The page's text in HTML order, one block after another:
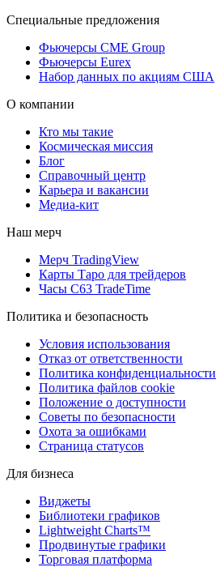
Специальные предложения
Фьючерсы CME Group
Фьючерсы Eurex
Набор данных по акциям США
О компании
Кто мы такие
Космическая миссия
Блог
Справочный центр
Карьера и вакансии
Медиа-кит
Наш мерч
Мерч TradingView
Карты Таро для трейдеров
Часы C63 TradeTime
Политика и безопасность
Условия использования
Отказ от ответственности
Политика конфиденциальности
Политика файлов cookie
Положение о доступности
Советы по безопасности
Охота за ошибками
Страница статусов
Для бизнеса
Виджеты
Библиотеки графиков
Lightweight Charts™
Продвинутые графики
Торговая платформа